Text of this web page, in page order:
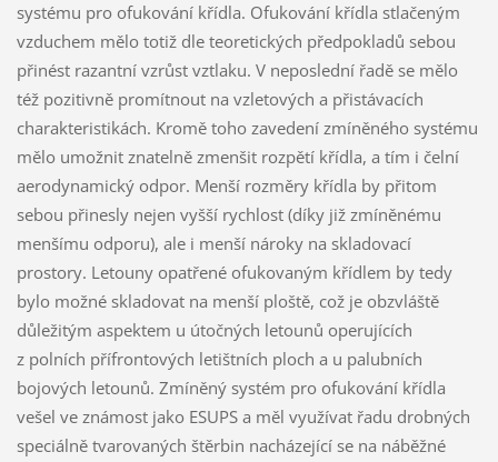
systému pro ofukování křídla. Ofukování křídla stlačeným
vzduchem mělo totiž dle teoretických předpokladů sebou
přinést razantní vzrůst vztlaku. V neposlední řadě se mělo
též pozitivně promítnout na vzletových a přistávacích
charakteristikách. Kromě toho zavedení zmíněného systému
mělo umožnit znatelně zmenšit rozpětí křídla, a tím i čelní
aerodynamický odpor. Menší rozměry křídla by přitom
sebou přinesly nejen vyšší rychlost (díky již zmíněnému
menšímu odporu), ale i menší nároky na skladovací
prostory. Letouny opatřené ofukovaným křídlem by tedy
bylo možné skladovat na menší ploště, což je obzvláště
důležitým aspektem u útočných letounů operujících
z polních přífrontových letištních ploch a u palubních
bojových letounů. Zmíněný systém pro ofukování křídla
vešel ve známost jako ESUPS a měl využívat řadu drobných
speciálně tvarovaných štěrbin nacházející se na náběžné